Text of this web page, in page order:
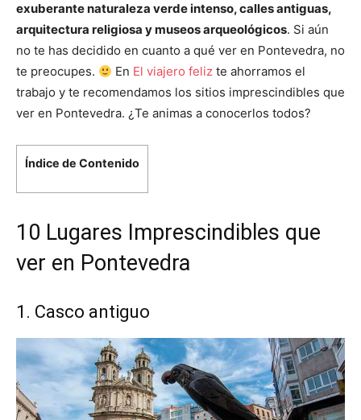
exuberante naturaleza verde intenso, calles antiguas,
arquitectura religiosa y museos arqueológicos. Si aún
no te has decidido en cuanto a qué ver en Pontevedra, no
te preocupes.
En El viajero feliz te ahorramos el
trabajo y te recomendamos los sitios imprescindibles que
ver en Pontevedra. ¿Te animas a conocerlos todos?
Índice de Contenido
10 Lugares Imprescindibles que
ver en Pontevedra
1. Casco antiguo